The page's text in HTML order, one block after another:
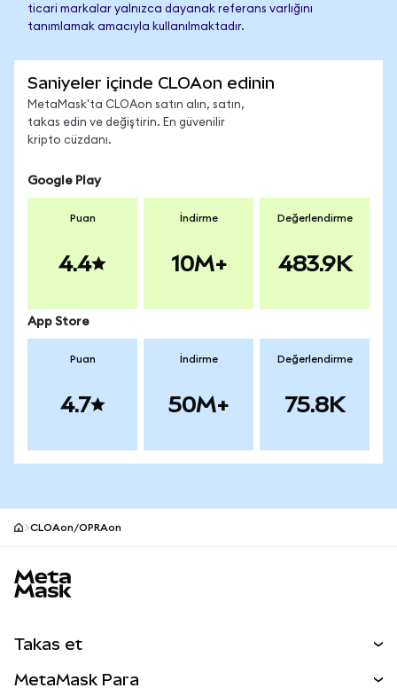
ticari markalar yalnızca dayanak referans varlığını
tanımlamak amacıyla kullanılmaktadır.
Saniyeler içinde CLOAon edinin
MetaMask'ta CLOAon satın alın, satın,
takas edin ve değiştirin. En güvenilir
kripto cüzdanı.
Google Play
Puan
4.4
İndirme
10M+
Değerlendirme
483.9K
App Store
Puan
4.7
İndirme
50M+
Değerlendirme
75.8K
CLOAon/OPRAon
Takas et
MetaMask Para